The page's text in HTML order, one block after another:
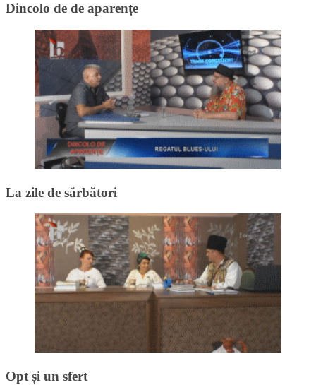
Dincolo de de aparențe
La zile de sărbători
Opt și un sfert